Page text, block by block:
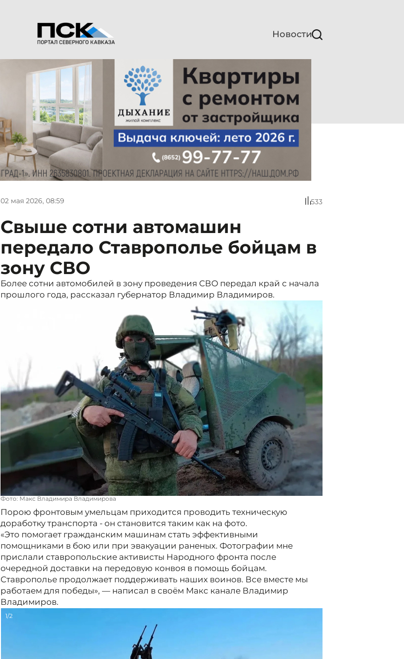
Новости
02 мая 2026, 08:59 533
Свыше сотни автомашин
передало Ставрополье бойцам в
зону СВО
Более сотни автомобилей в зону проведения СВО передал край с начала
прошлого года, рассказал губернатор Владимир Владимиров.
Фото: Макс Владимира Владимирова
Порою фронтовым умельцам приходится проводить техническую
доработку транспорта - он становится таким как на фото.
«Это помогает гражданским машинам стать эффективными
помощниками в бою или при эвакуации раненых. Фотографии мне
прислали ставропольские активисты Народного фронта после
очередной доставки на передовую конвоя в помощь бойцам.
Ставрополье продолжает поддерживать наших воинов. Все вместе мы
работаем для победы», — написал в своём Макс канале Владимир
Владимиров.
1/2